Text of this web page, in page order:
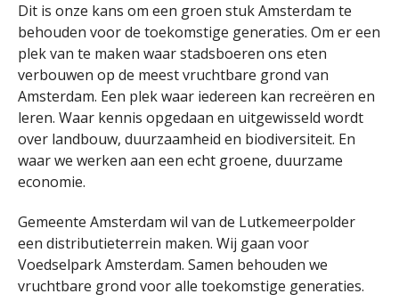
Dit is onze kans om een groen stuk Amsterdam te
behouden voor de toekomstige generaties. Om er een
plek van te maken waar stadsboeren ons eten
verbouwen op de meest vruchtbare grond van
Amsterdam. Een plek waar iedereen kan recreëren en
leren. Waar kennis opgedaan en uitgewisseld wordt
over landbouw, duurzaamheid en biodiversiteit. En
waar we werken aan een echt groene, duurzame
economie.
Gemeente Amsterdam wil van de Lutkemeerpolder
een distributieterrein maken. Wij gaan voor
Voedselpark Amsterdam. Samen behouden we
vruchtbare grond voor alle toekomstige generaties.